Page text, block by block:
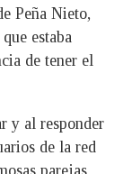
Peña Nieto,
estaba
de tener el
y al responder
de la red
parejas